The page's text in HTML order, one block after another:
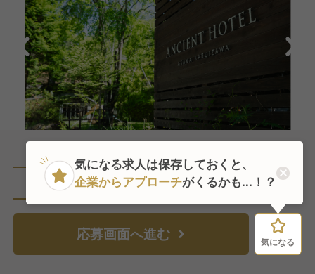
直近1人がこの求人を検討中
応募画面へ進む 気になる
気になる
気になる求人は保存しておくと、
企業からアプローチがくるかも...！？